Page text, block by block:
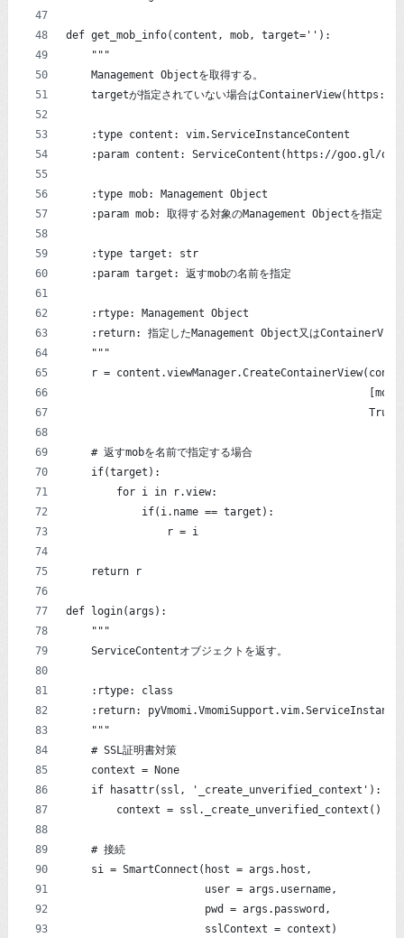
def get_mob_info(content, mob, target=''):
    """
    Management Objectを取得する。
targetが指定されていない場合はContainerView(https://
    :type content: vim.ServiceInstanceContent
:param content: ServiceContent(https://goo.gl/
    :type mob: Management Object
    :param mob: 取得する対象のManagement Objectを指定
    :type target: str
    :param target: 返すmobの名前を指定
    :rtype: Management Object
:return: 指定したManagement Object又はContainerView
    """
r =
                                                True)
    # 返すmobを名前で指定する場合
    if(target):
        for i in r.view:
            if(i.name == target):
                r = i
    return r
def login(args):
    """
    ServiceContentオブジェクトを返す。
    :rtype: class
:return:
    """
    # SSL証明書対策
    context = None
    if hasattr(ssl, '_create_unverified_context'):
        context = ssl._create_unverified_context()
    # 接続
    si = SmartConnect(host = args.host,
                      user = args.username,
                      pwd = args.password,
                      sslContext = context)